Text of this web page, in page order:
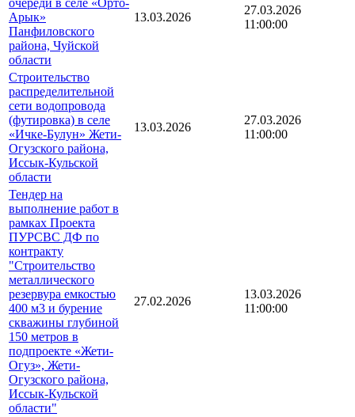
Арык»
Панфиловского
района, Чуйской
области
13.03.2026
27.03.2026
11:00:00
Строительство
распределительной
сети водопровода
(футировка) в селе
«Ичке-Булун» Жети-
Огузского района,
Иссык-Кульской
области
13.03.2026
27.03.2026
11:00:00
Тендер на
выполнение работ в
рамках Проекта
ПУРСВС ДФ по
контракту
"Строительство
металлического
резервура емкостью
400 м3 и бурение
скважины глубиной
150 метров в
подпроекте «Жети-
Огуз», Жети-
Огузского района,
Иссык-Кульской
области"
27.02.2026
13.03.2026
11:00:00